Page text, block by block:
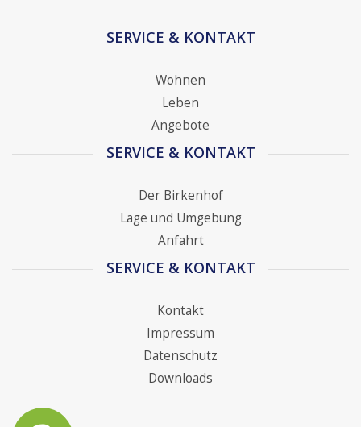
SERVICE & KONTAKT
Wohnen
Leben
Angebote
SERVICE & KONTAKT
Der Birkenhof
Lage und Umgebung
Anfahrt
SERVICE & KONTAKT
Kontakt
Impressum
Datenschutz
Downloads